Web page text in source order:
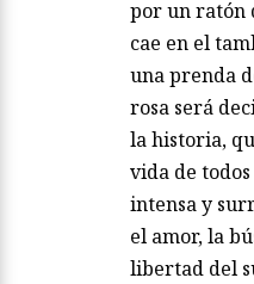
por un ratón
cae en el
una prenda
rosa será
la historia,
vida de
intensa y
el amor, la
libertad del